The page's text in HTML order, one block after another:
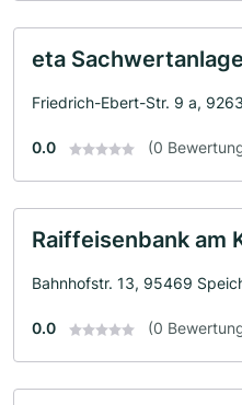
eta
Friedrich-Ebert-Str. 9 a,
0.0 (0
Raiffeisenbank am
Bahnhofstr. 13, 95469
0.0 (0